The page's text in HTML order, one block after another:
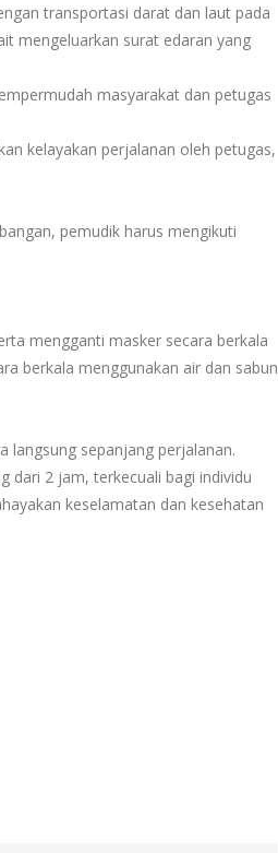
transportasi darat dan laut pada
mengeluarkan surat edaran yang
masyarakat dan petugas
kelayakan perjalanan oleh petugas,
pemudik harus mengikuti
mengganti masker secara berkala
berkala menggunakan air dan sabun
langsung sepanjang perjalanan.
dari 2 jam, terkecuali bagi individu
keselamatan dan kesehatan